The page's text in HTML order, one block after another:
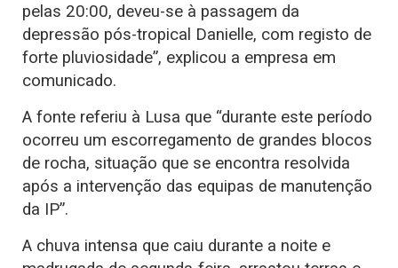
pelas 20:00, deveu-se à passagem da
depressão pós-tropical Danielle, com registo de
forte pluviosidade”, explicou a empresa em
comunicado.
A fonte referiu à Lusa que “durante este período
ocorreu um escorregamento de grandes blocos
de rocha, situação que se encontra resolvida
após a intervenção das equipas de manutenção
da IP”.
A chuva intensa que caiu durante a noite e